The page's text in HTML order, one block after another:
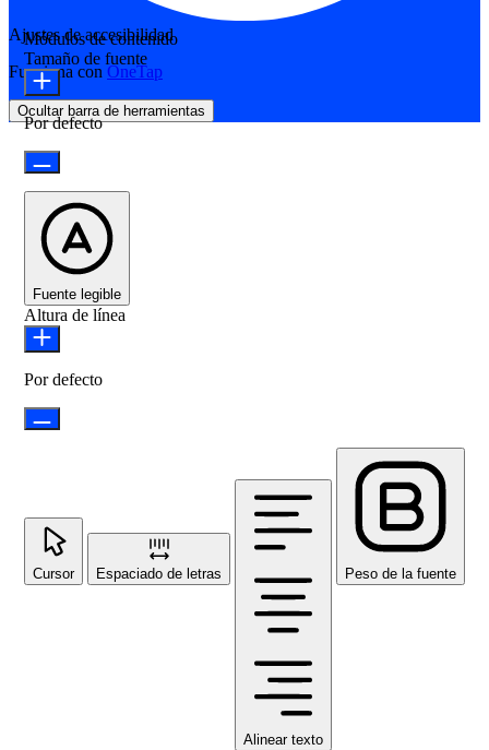
Ajustes de accesibilidad
Funciona con OneTap
Ocultar barra de herramientas
Módulos de contenido
Tamaño de fuente
Por defecto
Fuente legible
Altura de línea
Por defecto
Cursor Espaciado de letras
Alinear texto
Peso de la fuente